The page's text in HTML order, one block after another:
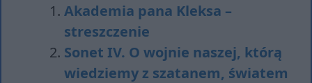
Akademia pana Kleksa –
streszczenie
Sonet IV. O wojnie naszej, którą
wiedziemy z szatanem, światem